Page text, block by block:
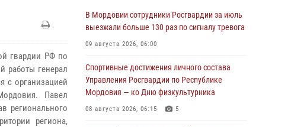
гвардии РФ по
работы генерал
с организацией
Павел
регионального
региона,
В Мордовии сотрудники Росгвардии за июль
выезжали больше 130 раз по сигналу тревога
09 августа 2026, 06:00
Спортивные достижения личного состава
Управления Росгвардии по Республике
Мордовия — ко Дню физкультурника
08 августа 2026, 06:15 5